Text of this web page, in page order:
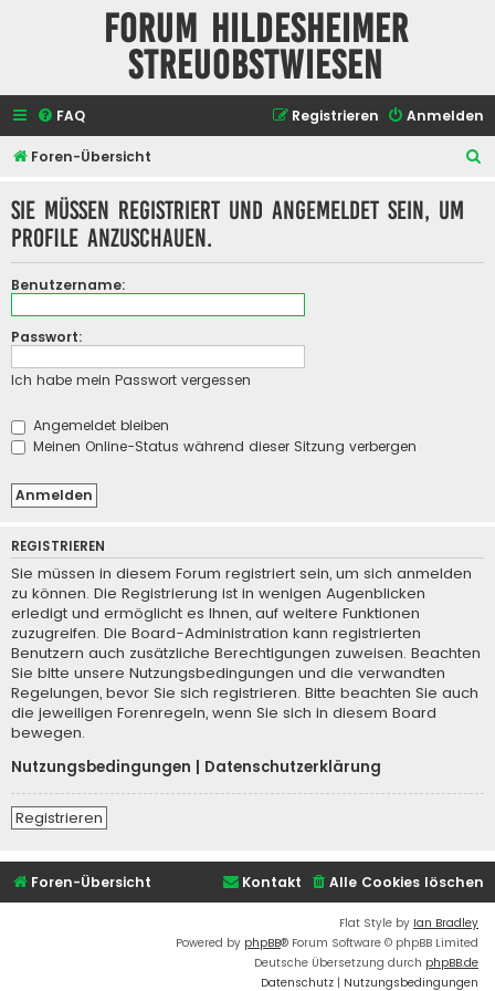
Forum Hildesheimer
Streuobstwiesen
FAQ Anmelden
Registrieren
Foren-Übersicht
Sie müssen registriert und angemeldet sein, um
Profile anzuschauen.
Benutzername:
Passwort:
Ich habe mein Passwort vergessen
Angemeldet bleiben
Meinen Online-Status während dieser Sitzung verbergen
REGISTRIEREN
Sie müssen in diesem Forum registriert sein, um sich anmelden
zu können. Die Registrierung ist in wenigen Augenblicken
erledigt und ermöglicht es Ihnen, auf weitere Funktionen
zuzugreifen. Die Board-Administration kann registrierten
Benutzern auch zusätzliche Berechtigungen zuweisen. Beachten
Sie bitte unsere Nutzungsbedingungen und die verwandten
Regelungen, bevor Sie sich registrieren. Bitte beachten Sie auch
die jeweiligen Forenregeln, wenn Sie sich in diesem Board
bewegen.
Nutzungsbedingungen
Datenschutzerklärung
Registrieren
Foren-Übersicht Alle Cookies löschen
Kontakt
Flat Style by Ian Bradley
Powered by phpBB® Forum Software © phpBB Limited
Deutsche Übersetzung durch phpBB.de
Datenschutz | Nutzungsbedingungen